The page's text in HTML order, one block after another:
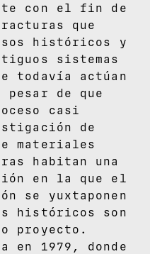
con el fin de
que
históricos y
sistemas
todavía actúan
de que
casi
de
materiales
habitan una
en la que el
se yuxtaponen
históricos son
proyecto.
en 1979, donde